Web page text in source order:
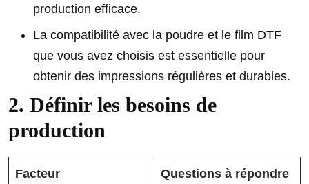
production efficace.
La compatibilité avec la poudre et le film DTF
que vous avez choisis est essentielle pour
obtenir des impressions régulières et durables.
2. Définir les besoins de
production
Facteur Questions à répondre